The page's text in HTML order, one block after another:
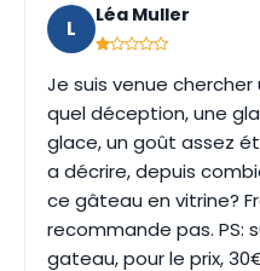
L
Léa Muller
Je suis venue
quel déception, une
glace, un goût assez
a décrire, depuis
ce gâteau en vitrine?
recommande pas. PS:
gateau, pour le prix,